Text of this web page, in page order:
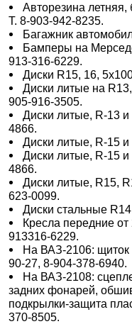
Авторезина летняя,
Т. 8-903-942-8235.
Багажник
Бамперы на
913-316-6229.
Диски R15, 16,
Диски литые на
905-916-3505.
Диски литые, R-13
4866.
Диски литые, R-15
Диски литые, R-15
4866.
Диски литые, R15,
623-0099.
Диски стальные
Кресла передние от
913316-6229.
На ВАЗ-2106: щиток
90-27, 8-904-378-6940.
На ВАЗ-2108:
задних фонарей,
подкрылки-защита
370-8505.